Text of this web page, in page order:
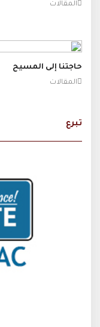
المقالات
حاجتنا إلى المسيح
المقالات
تبرع